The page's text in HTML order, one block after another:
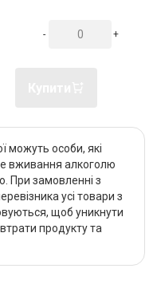
- +
можуть особи, які
вживання алкоголю
При замовленні з
усі товари з
щоб уникнути
продукту та